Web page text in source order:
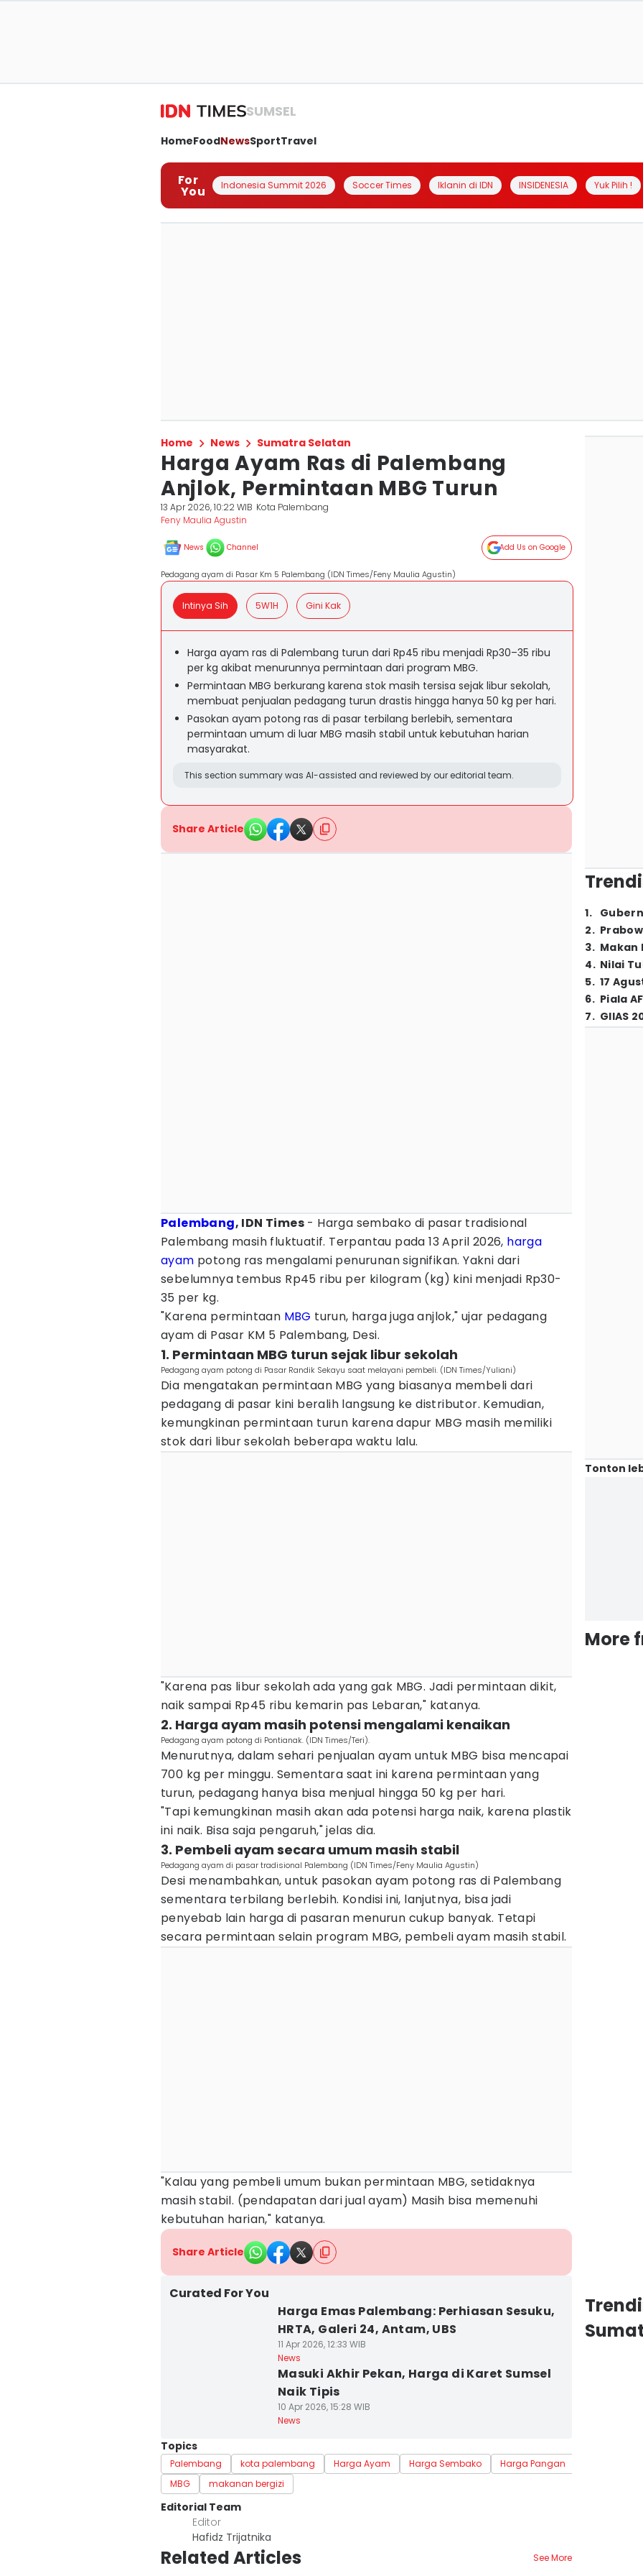
SUMSEL
HomeFoodNewsSportTravel
For
You Indonesia Summit 2026 Soccer Times Iklanin di IDN INSIDENESIA Yuk Pilih !
Home News Sumatra Selatan
Harga Ayam Ras di Palembang
Anjlok, Permintaan MBG Turun
13 Apr 2026, 10:22 WIB Kota Palembang
Feny Maulia Agustin
News Channel Add Us on Google
Pedagang ayam di Pasar Km 5 Palembang (IDN Times/Feny Maulia Agustin)
Intinya Sih 5W1H Gini Kak
Harga ayam ras di Palembang turun dari Rp45 ribu menjadi Rp30–35 ribu
per kg akibat menurunnya permintaan dari program MBG.
Permintaan MBG berkurang karena stok masih tersisa sejak libur sekolah,
membuat penjualan pedagang turun drastis hingga hanya 50 kg per hari.
Pasokan ayam potong ras di pasar terbilang berlebih, sementara
permintaan umum di luar MBG masih stabil untuk kebutuhan harian
masyarakat.
This section summary was AI-assisted and reviewed by our editorial team.
Share Article
Palembang, IDN Times - Harga sembako di pasar tradisional
Palembang masih fluktuatif. Terpantau pada 13 April 2026, harga
ayam potong ras mengalami penurunan signifikan. Yakni dari
sebelumnya tembus Rp45 ribu per kilogram (kg) kini menjadi Rp30-
35 per kg.
"Karena permintaan MBG turun, harga juga anjlok," ujar pedagang
ayam di Pasar KM 5 Palembang, Desi.
1. Permintaan MBG turun sejak libur sekolah
Pedagang ayam potong di Pasar Randik Sekayu saat melayani pembeli. (IDN Times/Yuliani)
Dia mengatakan permintaan MBG yang biasanya membeli dari
pedagang di pasar kini beralih langsung ke distributor. Kemudian,
kemungkinan permintaan turun karena dapur MBG masih memiliki
stok dari libur sekolah beberapa waktu lalu.
"Karena pas libur sekolah ada yang gak MBG. Jadi permintaan dikit,
naik sampai Rp45 ribu kemarin pas Lebaran," katanya.
2. Harga ayam masih potensi mengalami kenaikan
Pedagang ayam potong di Pontianak. (IDN Times/Teri).
Menurutnya, dalam sehari penjualan ayam untuk MBG bisa mencapai
700 kg per minggu. Sementara saat ini karena permintaan yang
turun, pedagang hanya bisa menjual hingga 50 kg per hari.
"Tapi kemungkinan masih akan ada potensi harga naik, karena plastik
ini naik. Bisa saja pengaruh," jelas dia.
3. Pembeli ayam secara umum masih stabil
Pedagang ayam di pasar tradisional Palembang (IDN Times/Feny Maulia Agustin)
Desi menambahkan, untuk pasokan ayam potong ras di Palembang
sementara terbilang berlebih. Kondisi ini, lanjutnya, bisa jadi
penyebab lain harga di pasaran menurun cukup banyak. Tetapi
secara permintaan selain program MBG, pembeli ayam masih stabil.
"Kalau yang pembeli umum bukan permintaan MBG, setidaknya
masih stabil. (pendapatan dari jual ayam) Masih bisa memenuhi
kebutuhan harian," katanya.
Share Article
Curated For You
Harga Emas Palembang: Perhiasan Sesuku,
HRTA, Galeri 24, Antam, UBS
11 Apr 2026, 12:33 WIB
News
Masuki Akhir Pekan, Harga di Karet Sumsel
Naik Tipis
10 Apr 2026, 15:28 WIB
News
Topics
Palembang kota palembang Harga Ayam Harga Sembako Harga Pangan
MBG
makanan bergizi
Editorial Team
Editor
Hafidz Trijatnika
Related Articles See More
1.
2.
3. Makan
4. Nilai
5. 17
6. Piala
7. GIIAS
Tonton
More